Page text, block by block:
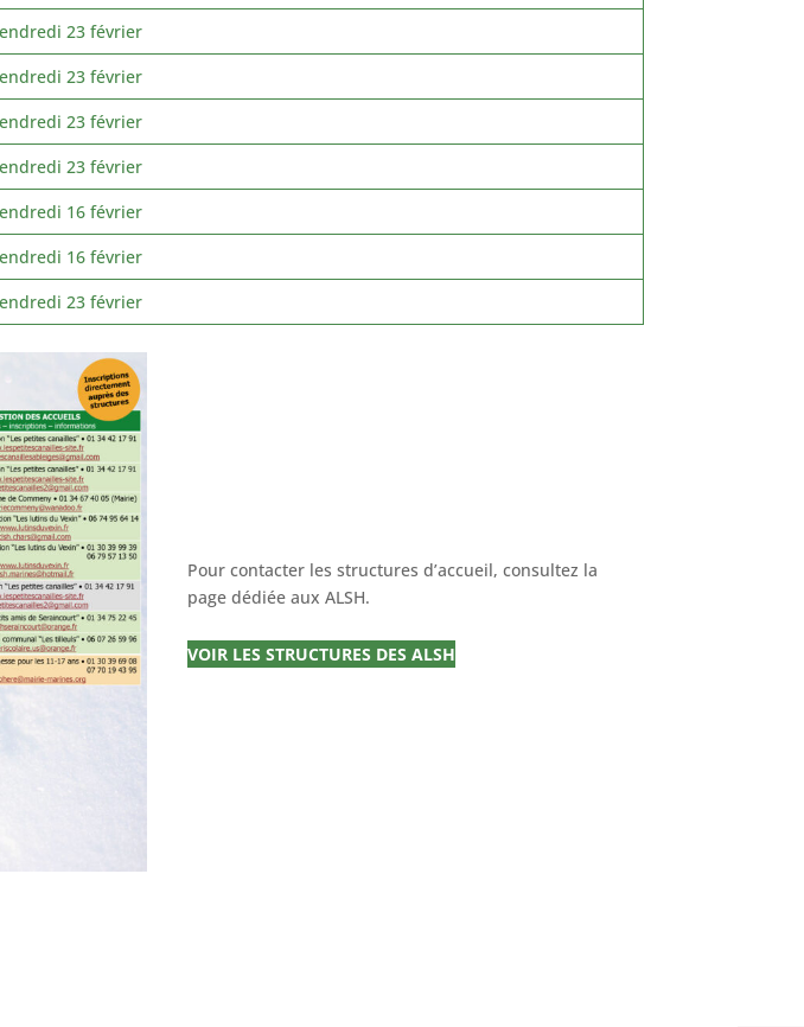
23 février
23 février
23 février
23 février
16 février
16 février
23 février
Pour contacter les structures d’accueil, consultez la
page dédiée aux ALSH.
VOIR LES STRUCTURES DES ALSH